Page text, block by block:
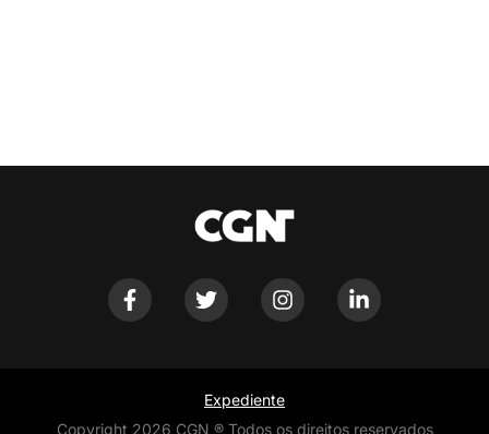
Expediente
Copyright 2026 CGN ® Todos os direitos reservados